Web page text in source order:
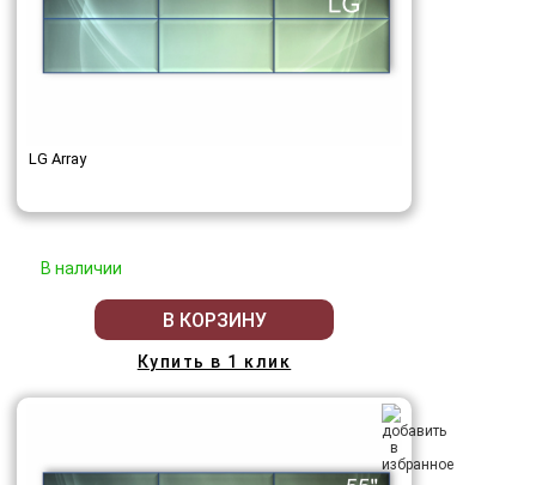
LG Array
В наличии
В КОРЗИНУ
Купить в 1 клик